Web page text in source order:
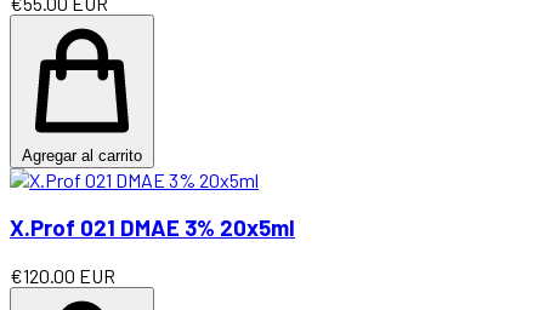
Agregar al carrito
X.Prof 021 DMAE 3% 20x5ml
€120.00 EUR